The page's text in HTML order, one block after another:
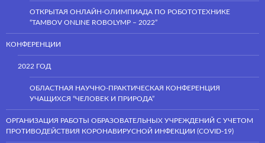
ОТКРЫТАЯ ОНЛАЙН-ОЛИМПИАДА ПО РОБОТОТЕХНИКЕ
“TAMBOV ONLINE ROBOLYMP – 2022”
КОНФЕРЕНЦИИ
2022 ГОД
ОБЛАСТНАЯ НАУЧНО-ПРАКТИЧЕСКАЯ КОНФЕРЕНЦИЯ
УЧАЩИХСЯ “ЧЕЛОВЕК И ПРИРОДА”
ОРГАНИЗАЦИЯ РАБОТЫ ОБРАЗОВАТЕЛЬНЫХ УЧРЕЖДЕНИЙ С УЧЕТОМ
ПРОТИВОДЕЙСТВИЯ КОРОНАВИРУСНОЙ ИНФЕКЦИИ (COVID-19)